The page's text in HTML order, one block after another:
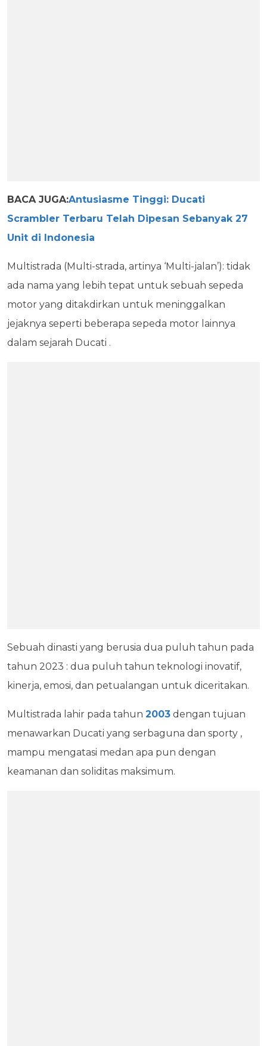
BACA JUGA:Antusiasme Tinggi: Ducati
Scrambler Terbaru Telah Dipesan Sebanyak 27
Unit di Indonesia
Multistrada (Multi-strada, artinya ‘Multi-jalan’): tidak
ada nama yang lebih tepat untuk sebuah sepeda
motor yang ditakdirkan untuk meninggalkan
jejaknya seperti beberapa sepeda motor lainnya
dalam sejarah Ducati .
Sebuah dinasti yang berusia dua puluh tahun pada
tahun 2023 : dua puluh tahun teknologi inovatif,
kinerja, emosi, dan petualangan untuk diceritakan.
Multistrada lahir pada tahun 2003 dengan tujuan
menawarkan Ducati yang serbaguna dan sporty ,
mampu mengatasi medan apa pun dengan
keamanan dan soliditas maksimum.